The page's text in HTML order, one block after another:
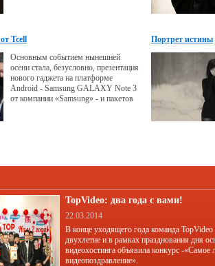
смартфоны и планшетные
компьютеры не просто изогнутыми, а
по-настоящему гибкими. Свернуть
телефон в трубочку или сложить в
четыре раза,
Tcell
Основным событием нынешней
осени стала, безусловно, презентация
нового гаджета на платформе
Android - Samsung GALAXY Note 3
от компании «Samsung» - и пакетов
Портрет истины
TopVideo: два года с вами!
22.03.2014
В конце уходящего года команда TopVideo
двухлетие и в рамках празднования дня
видеохостинга объявила конкурс -«Самое
видеопоздравление».